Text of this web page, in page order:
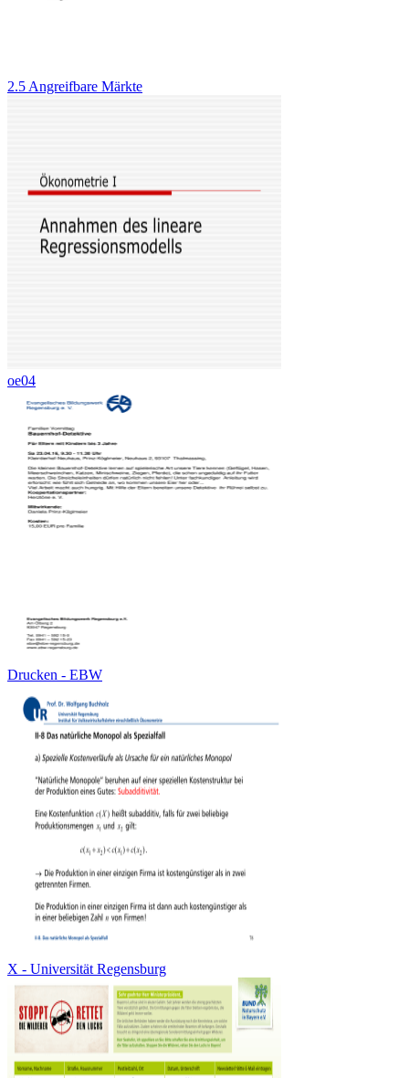
2.5 Angreifbare Märkte
oe04
Drucken - EBW
X - Universität Regensburg